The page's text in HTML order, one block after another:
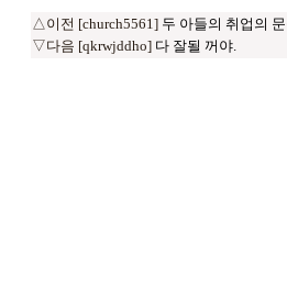
△이전 [church5561] 두 아들의 취업의
▽다음 [qkrwjddho] 다 잘될 꺼야.